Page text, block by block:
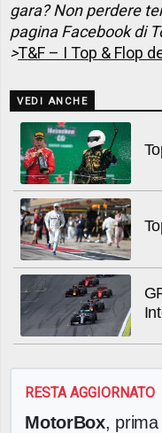
gara? Non perdere
pagina Facebook di
>T&F – I Top & Flop
VEDI ANCHE
RESTA AGGIORNATO
MotorBox, prima